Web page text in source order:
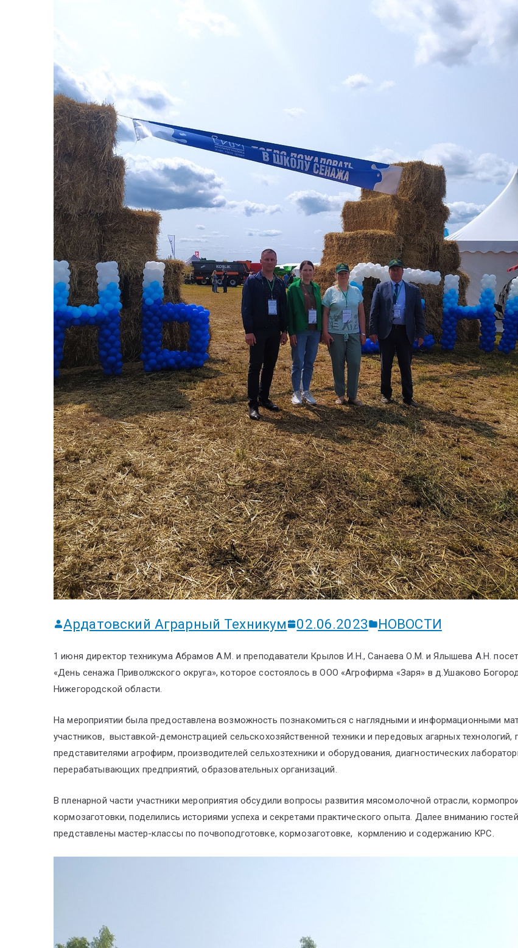
Ардатовский Аграрный Техникум 02.06.2023 НОВОСТИ
1 июня директор техникума Абрамов А.М. и преподаватели Крылов И.Н., Санаева О.М. и Ялышева А.Н.
«День сенажа Приволжского округа», которое состоялось в ООО «Агрофирма «Заря» в д.Ушаково
Нижегородской области.
На мероприятии была предоставлена возможность познакомиться с наглядными и информационными
участников, выставкой-демонстрацией сельскохозяйственной техники и передовых агарных
представителями агрофирм, производителей сельхозтехники и оборудования, диагностических
перерабатывающих предприятий, образовательных организаций.
В пленарной части участники мероприятия обсудили вопросы развития мясомолочной отрасли,
кормозаготовки, поделились историями успеха и секретами практического опыта. Далее вниманию
представлены мастер-классы по почвоподготовке, кормозаготовке, кормлению и содержанию КРС.